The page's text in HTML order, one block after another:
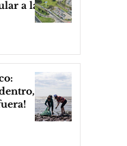
a la
de